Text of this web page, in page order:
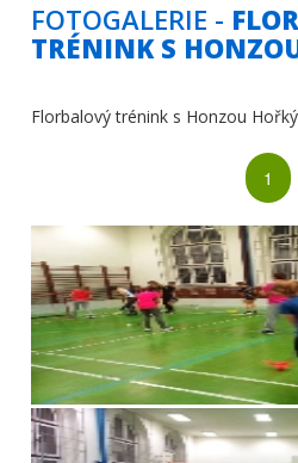
FOTOGALERIE -
TRÉNINK S
Florbalový trénink s Honzou
1